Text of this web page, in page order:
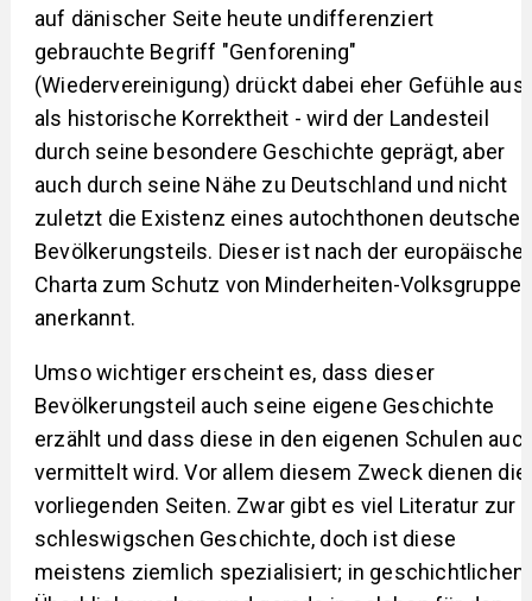
auf dänischer Seite heute undifferenziert
gebrauchte Begriff "Genforening"
(Wiedervereinigung) drückt dabei eher Gefühle aus
als historische Korrektheit - wird der Landesteil
durch seine besondere Geschichte geprägt, aber
auch durch seine Nähe zu Deutschland und nicht
zuletzt die Existenz eines autochthonen deutschen
Bevölkerungsteils. Dieser ist nach der
Charta zum Schutz von Minderheiten-
anerkannt.
Umso wichtiger erscheint es, dass dieser
Bevölkerungsteil auch seine eigene Geschichte
erzählt und dass diese in den eigenen Schulen
vermittelt wird. Vor allem diesem Zweck dienen die
vorliegenden Seiten. Zwar gibt es viel Literatur zur
schleswigschen Geschichte, doch ist diese
meistens ziemlich spezialisiert; in geschichtlichen